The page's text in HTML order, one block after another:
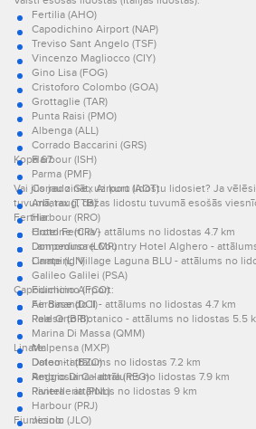
Fertilia (AHO)
Capodichino Airport (NAP)
Treviso Sant Angelo (TSF)
Vincenzo Magliocco (CIY)
Gino Lisa (FOG)
Cristoforo Colombo (GOA)
Grottaglie (TAR)
Punta Raisi (PMO)
Albenga (ALL)
Corrado Baccarini (GRS)
Harbour (ISH)
Parma (PMF)
Corrado Gex Airport (AOT)
Arbatax (TTB)
Harbour (RRO)
Crotone (CRV)
Lampedusa (LMP)
Linate (LIN)
Galileo Galilei (PSA)
Fiumicino (FCO)
Air Base (DCI)
Palese (BRI)
Marina Di Massa (QMM)
Malpensa (MXP)
Dolomiti (BZO)
Reggio Di Calabria (REG)
Pantelleria (PNL)
Harbour (PRJ)
Jesolo (JLO)
Kopā 67.
Vai jūs jau zināt, uz kuru lidostu lidosiet? Ja
tuvumā, raug, dažas lidostu tuvumā esošās
Fertilia:
Hotel Fertilia - attālums no lidostas 4.7 km
Domominore Country Hotel Alghero -
Camping Village Laguna BLU - attālums no
Capodichino Airport:
Ferdinando II - attālums no lidostas 4.7 km
Real Orto Botanico - attālums no lidostas 5.5
Linate:
Dateo - attālums no lidostas 7.2 km
Ambrosiana - attālums no lidostas 7.9 km
Riviera - attālums no lidostas 9 km
Fiumicino: